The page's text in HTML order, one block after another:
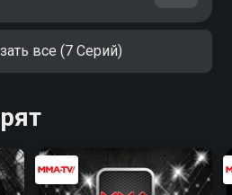
все (7 Серий)